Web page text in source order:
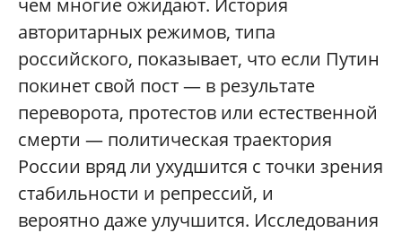
чем многие ожидают. История
авторитарных режимов, типа
российского, показывает, что если Путин
покинет свой пост — в результате
переворота, протестов или естественной
смерти — политическая траектория
России вряд ли ухудшится с точки зрения
стабильности и репрессий, и
вероятно даже улучшится. Исследования